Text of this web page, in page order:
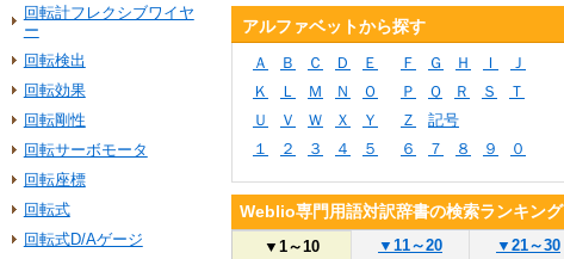
回転計フレクシブワイヤ
ー
回転検出
回転効果
回転剛性
回転サーボモータ
回転座標
回転式
回転式D/Aゲージ
アルファベットから探す
Ａ Ｂ Ｃ Ｄ Ｅ Ｆ Ｇ Ｈ Ｉ
Ｊ
Ｋ
Ｌ Ｍ Ｎ Ｏ Ｐ Ｑ Ｒ Ｓ
Ｔ
Ｕ
Ｖ Ｗ Ｘ Ｙ Ｚ
記号
１
２ ３ ４ ５ ６ ７ ８ ９ ０
Weblio専門用語対訳辞書の検索ランキング
▼ 1～10 ▼ 11～20 ▼ 21～30